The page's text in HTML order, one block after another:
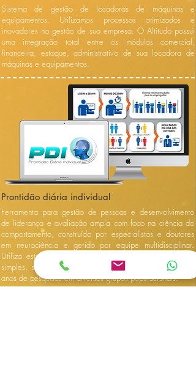
Sistema de gestão de locadoras de máquinas e
equipamentos. Utilizamos processos otimizados e
inovadores na gestão de sua empresa. O Altitudo possui
uma integração total entre os módulos comercial,
financeira, estoque, administrativo de sua locadora de
máquinas e equipamentos.
Prontidão diária individual
Ferramenta para gestão de pessoas e desenvolvimento
de liderança e avaliação ampla com foco na ciência do
comportamento, construído por especialistas e doutores
em neurociência e gerido por equipe multidisciplinar.
Utiliza estatísticas robustas de predição, teste objetivo,
simples, sensível e específico. Possui um histórico de 17
anos de pesquisas em diversos grupos populacionais.